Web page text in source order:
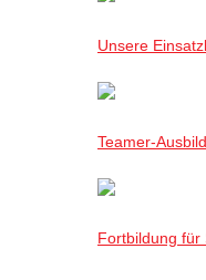
Unsere
Teamer-
Fortbildung für